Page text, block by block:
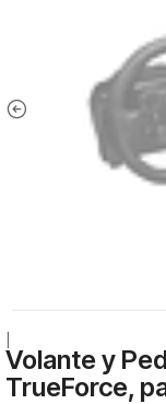
Volante y
TrueForce,